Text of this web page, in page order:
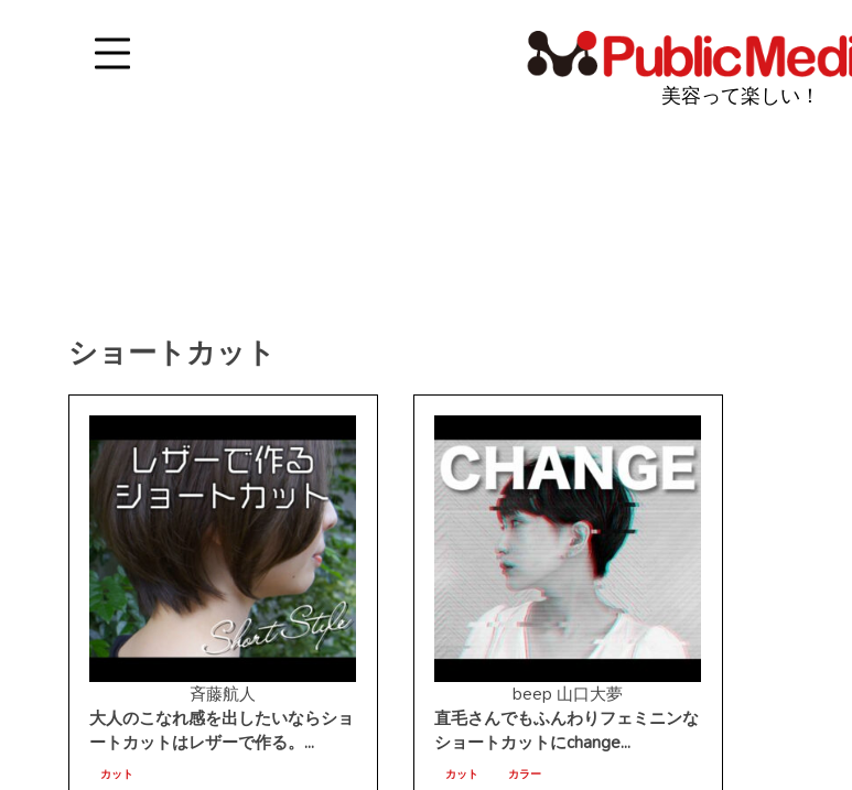
美容って楽しい！
ショートカット
斉藤航人
大人のこなれ感を出したいならショ
ートカットはレザーで作る。...
カット
beep 山口大夢
直毛さんでもふんわりフェミニンな
ショートカットにchange...
カット カラー